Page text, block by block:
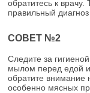
обратитесь к врачу.
правильный
СОВЕТ №2
Следите за
мылом перед едой
обратите внимание
особенно мясных